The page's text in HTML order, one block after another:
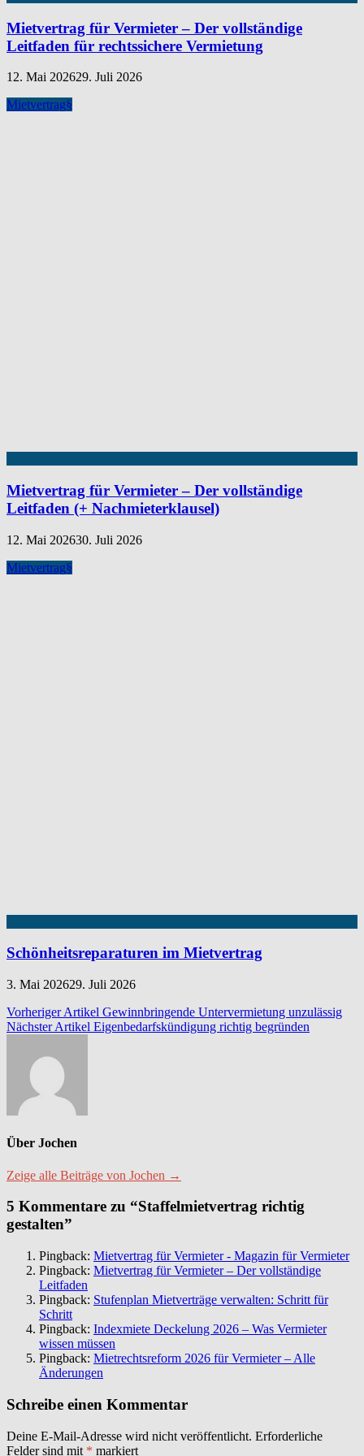
Mietvertrag für Vermieter – Der vollständige
Leitfaden für rechtssichere Vermietung
12. Mai 202629. Juli 2026
Mietvertrag§
Mietvertrag für Vermieter – Der vollständige
Leitfaden (+ Nachmieterklausel)
12. Mai 202630. Juli 2026
Mietvertrag§
Schönheitsreparaturen im Mietvertrag
3. Mai 202629. Juli 2026
Beitragsnavigation
Vorheriger Artikel Gewinnbringende Untervermietung unzulässig
Nächster Artikel Eigenbedarfskündigung richtig begründen
Über Jochen
Zeige alle Beiträge von Jochen →
5 Kommentare zu “Staffelmietvertrag richtig
gestalten”
Pingback: Mietvertrag für Vermieter - Magazin für Vermieter
Pingback: Mietvertrag für Vermieter – Der vollständige
Leitfaden
Pingback: Stufenplan Mietverträge verwalten: Schritt für
Schritt
Pingback: Indexmiete Deckelung 2026 – Was Vermieter
wissen müssen
Pingback: Mietrechtsreform 2026 für Vermieter – Alle
Änderungen
Schreibe einen Kommentar
Deine E-Mail-Adresse wird nicht veröffentlicht. Erforderliche
Felder sind mit * markiert